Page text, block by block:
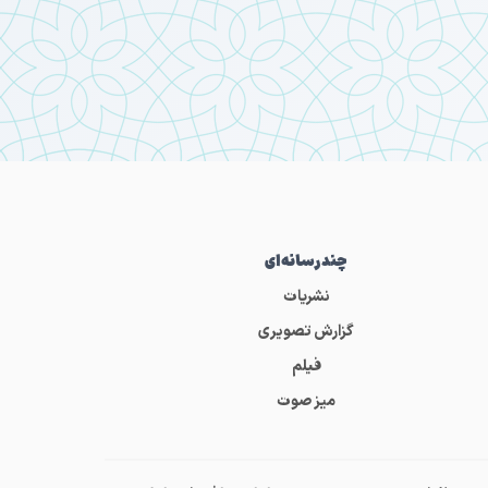
چندرسانه‌ای
نشریات
گزارش تصویری
فیلم
میز صوت